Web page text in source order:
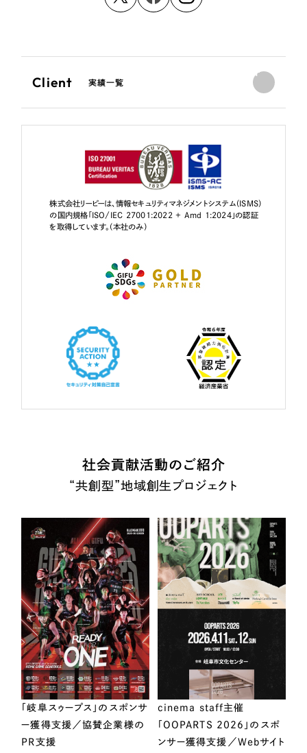
Client 実績一覧
株式会社リーピーは、情報セキュリティマネジメントシステム（ISMS）
の国内規格「ISO/IEC 27001:2022 + Amd 1:2024」の認証
を取得しています。（本社のみ）
社会貢献活動のご紹介
“共創型”地域創生プロジェクト
「岐阜スゥープス」のスポンサ
ー獲得支援／協賛企業様の
PR支援
cinema staff主催
「OOPARTS 2026」のスポ
ンサー獲得支援／Webサイト